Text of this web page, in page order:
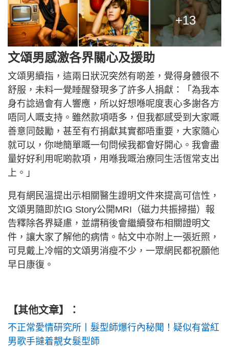
+13
文頌男感激各界關心及援助
文頌男續指，這兩日狀況突然有啲差，覺得身體很不
舒服，未料一覺睡醒發現多了許多人捐獻：「為我本
身冇諗過會有人響應，所以好想喺呢度衷心多謝各方
唔同人嘅支持。雖然款項唔多，但我都感受到大家嘅
善意同鼓勵，甚至有冇捐獻其實都唔重要，大家隨心
就可以，你哋簡單嘅一句問候我都會好開心。我會盡
量好好利用呢啲款項，用喺我嘅治療同生活恆常支出
上。」
見有網民溫提出示相關醫生證明文件來提高可信性，
文頌男隨即於IG Story公開MRI（磁力共振掃描）報
告釋除各界疑慮，並謂稍後會繼續發布相關證明文
件，讓大家了解他的病情。帖文中亦附上一張近照，
可見戴上冷帽的文頌男消瘦不少，一眾網民都祝願他
早日康復。
【其他文章】：
不正常愛情研究所丨髮型師爆行內秘聞！疑似有當紅
男歌手撻着靚女髮型師